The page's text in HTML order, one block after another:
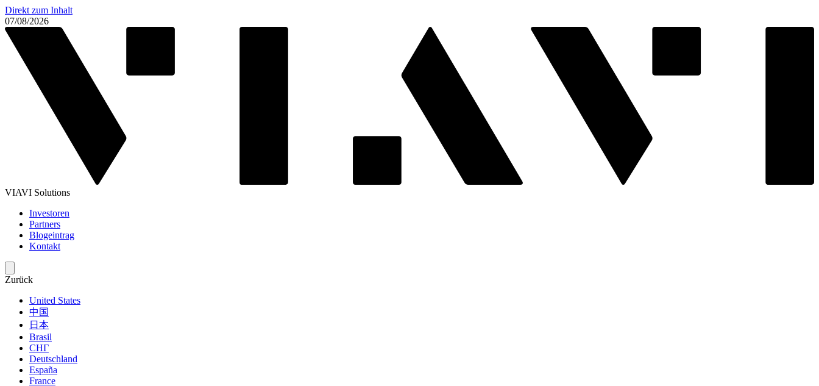
Direkt zum Inhalt
07/08/2026
VIAVI Solutions
Investoren
Partners
Blogeintrag
Kontakt
Zurück
United States
中国
日本
Brasil
СНГ
Deutschland
España
France